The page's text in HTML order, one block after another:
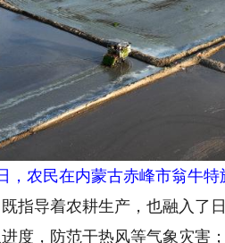
，农民在内蒙古赤峰市翁牛
导着农耕生产，也融入了日
度，防范干热风等气象灾害